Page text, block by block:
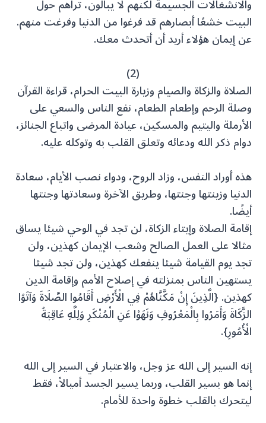
والانشغالات الجسيمة لكنهم لا يبالون، تراهم حول
البيت خشعًا أبصارهم قد فرغوا من الدنيا وفرغت منهم.
عن إيمان هؤلاء أريد أن أتحدث معك.
(2)
الصلاة والزكاة والصيام وزيارة البيت الحرام، قراءة القرآن
وصلة الرحم وإطعام الطعام، نفع الناس والسعي على
الأرملة واليتيم والمسكين، عيادة المرضى واتباع الجنائز،
دوام ذكر الله ودعائه وتعلق القلب به وتوكله عليه.
هذه أوراد النفس، وزاد الروح، ودواء نصب الأيام، سعادة
الدنيا وزينتها وجنتها، وطريق الآخرة وسعادتها وجنتها
أيضًا.
إقامة الصلاة وإيتاء الزكاة، لن تجد في الوحي شيئا يساق
مثالا على العمل الصالح وشعب الإيمان كهذين، ولن
تجد يوم القيامة شيئا ينفعك كهذين، ولن تجد شيئا
يستهين الناس بمنزلته في إصلاح الأمم وإقامة الدين
كهذين. {الَّذِينَ إِنْ مَكَّنَّاهُمْ فِي الْأَرْضِ أَقَامُوا الصَّلَاةَ وَآتَوُا
الزَّكَاةَ وَأَمَرُوا بِالْمَعْرُوفِ وَنَهَوْا عَنِ الْمُنْكَرِ وَلِلَّهِ عَاقِبَةُ
الْأُمُورِ}.
إنه السير إلى الله عز وجل، والاعتبار في السير إلى الله
إنما هو بسير القلب، وربما يسير الجسد أميالاً، فقط
ليتحرك بالقلب خطوة واحدة للأمام.